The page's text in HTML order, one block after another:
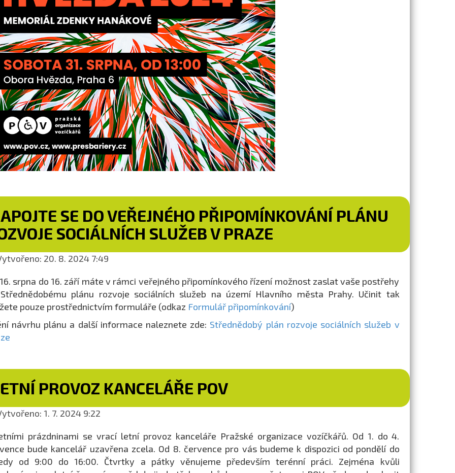
SE DO VEŘEJNÉHO PŘIPOMÍNKOVÁNÍ PLÁNU
SOCIÁLNÍCH SLUŽEB V PRAZE
20. 8. 2024 7:49
srpna do 16. září máte v rámci veřejného připomínkového řízení možnost zaslat vaše postřehy
plánu rozvoje sociálních služeb na území Hlavního města Prahy. Učinit tak
pouze prostřednictvím formuláře (odkaz Formulář připomínkování)
návrhu plánu a další informace naleznete zde: Střednědobý plán rozvoje sociálních služeb v
PROVOZ KANCELÁŘE POV
1. 7. 2024 9:22
prázdninami se vrací letní provoz kanceláře Pražské organizace vozíčkářů. Od 1. do 4.
bude kancelář uzavřena zcela. Od 8. července pro vás budeme k dispozici od pondělí do
od 9:00 do 16:00. Čtvrtky a pátky věnujeme především terénní práci. Zejména kvůli